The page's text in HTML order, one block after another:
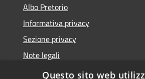
Albo Pretorio
Informativa privacy
Sezione privacy
Note legali
Dichiarazione di accessibilità
Questo sito web